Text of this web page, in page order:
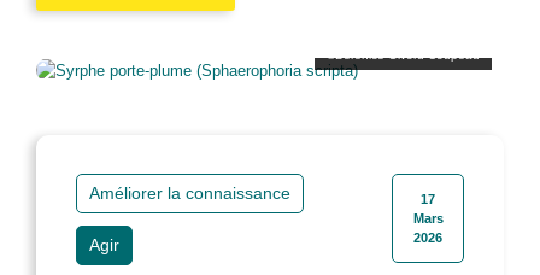
17
Mars
2026
Améliorer la connaissance
Agir